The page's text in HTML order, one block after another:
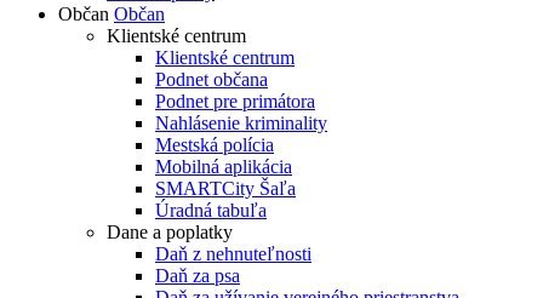
Občan Občan
Klientské centrum
Klientské centrum
Podnet občana
Podnet pre primátora
Nahlásenie kriminality
Mestská polícia
Mobilná aplikácia
SMARTCity Šaľa
Úradná tabuľa
Dane a poplatky
Daň z nehnuteľnosti
Daň za psa